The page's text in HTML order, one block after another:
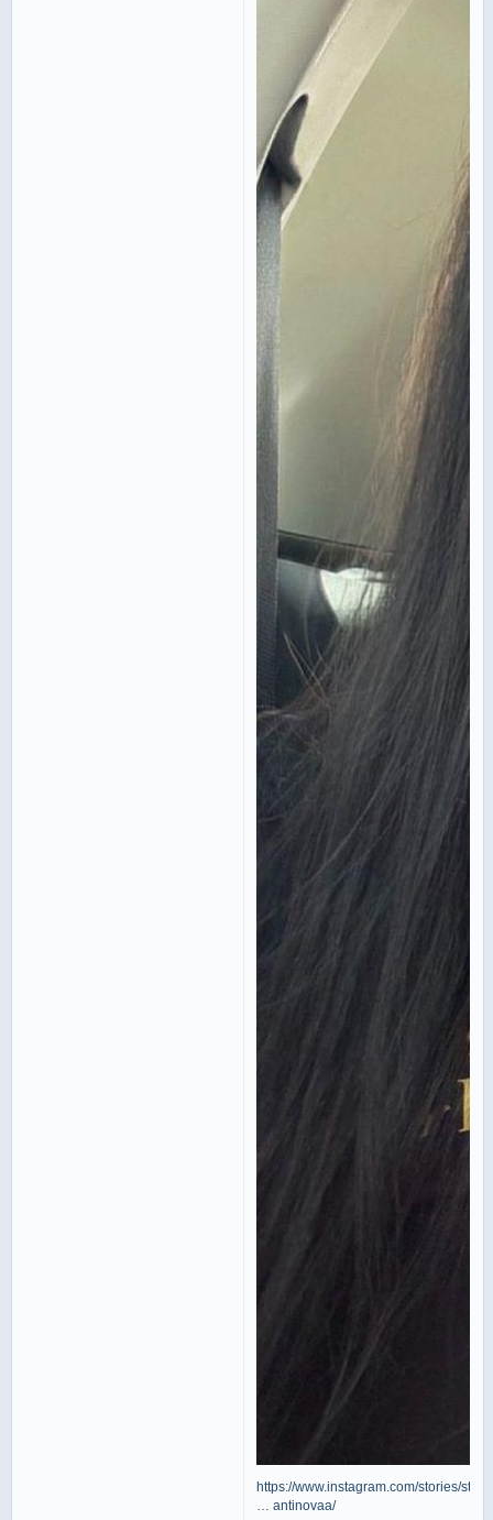
https://www.instagram.com/stories/stasy
… antinovaa/